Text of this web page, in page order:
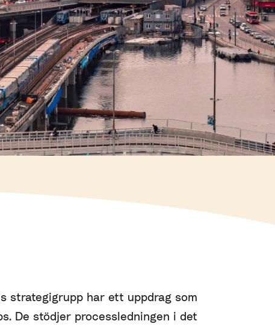
strategigrupp har ett uppdrag som
De stödjer processledningen i det